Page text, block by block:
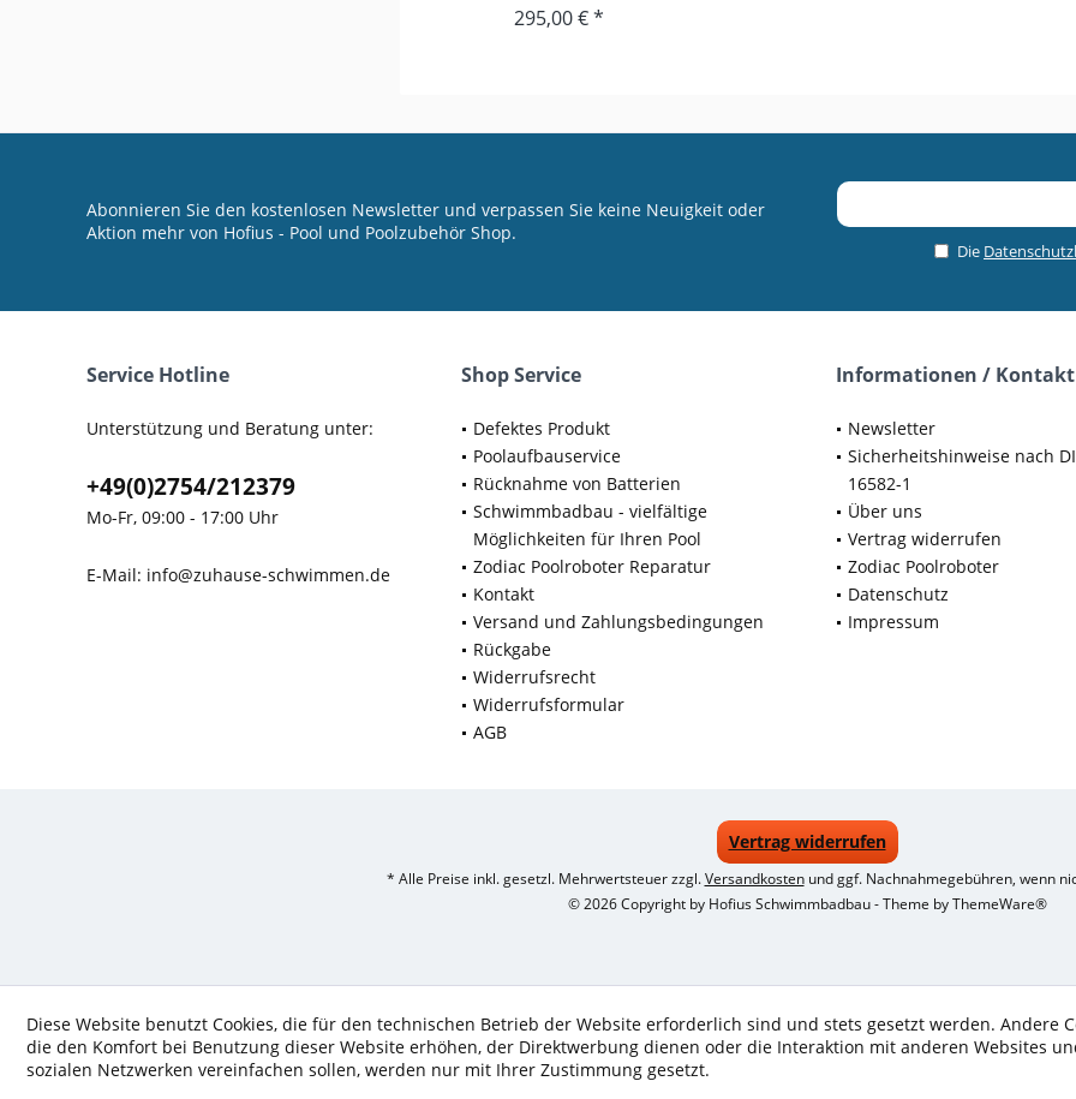
295,00 € *
Abonnieren Sie den kostenlosen Newsletter und verpassen Sie keine Neuigkeit oder
Aktion mehr von Hofius - Pool und Poolzubehör Shop.
Die
Service Hotline
Unterstützung und Beratung unter:
+49(0)2754/212379
Mo-Fr, 09:00 - 17:00 Uhr
E-Mail: info@zuhause-schwimmen.de
Shop Service
Defektes Produkt
Poolaufbauservice
Rücknahme von Batterien
Schwimmbadbau - vielfältige
Möglichkeiten für Ihren Pool
Zodiac Poolroboter Reparatur
Kontakt
Versand und Zahlungsbedingungen
Rückgabe
Widerrufsrecht
Widerrufsformular
AGB
Informationen / Kontakt
Newsletter
Sicherheitshinweise nach
16582-1
Über uns
Vertrag widerrufen
Zodiac Poolroboter
Datenschutz
Impressum
Vertrag widerrufen
* Alle Preise inkl. gesetzl. Mehrwertsteuer zzgl.Versandkostenund ggf. Nachnahmegebühren, wenn
© 2026 Copyright by Hofius Schwimmbadbau - Theme byThemeWare®
Diese Website benutzt Cookies, die für den technischen Betrieb der Website erforderlich sind und stets gesetzt werden. Andere
die den Komfort bei Benutzung dieser Website erhöhen, der Direktwerbung dienen oder die Interaktion mit anderen Websites
sozialen Netzwerken vereinfachen sollen, werden nur mit Ihrer Zustimmung gesetzt.